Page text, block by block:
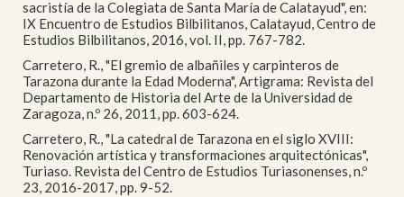
sacristía de la Colegiata de Santa María de Calatayud", en:
IX Encuentro de Estudios Bilbilitanos, Calatayud, Centro de
Estudios Bilbilitanos, 2016, vol. II, pp. 767-782.
Carretero, R., "El gremio de albañiles y carpinteros de
Tarazona durante la Edad Moderna", Artigrama: Revista del
Departamento de Historia del Arte de la Universidad de
Zaragoza, n.º 26, 2011, pp. 603-624.
Carretero, R., "La catedral de Tarazona en el siglo XVIII:
Renovación artística y transformaciones arquitectónicas",
Turiaso. Revista del Centro de Estudios Turiasonenses, n.º
23, 2016-2017, pp. 9-52.